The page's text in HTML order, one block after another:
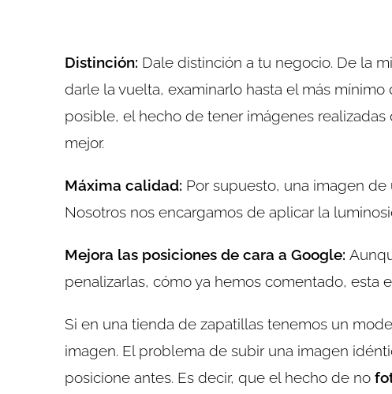
Distinción: Dale distinción a tu negocio. De la
darle la vuelta, examinarlo hasta el más
posible, el hecho de tener imágenes
mejor.
Máxima calidad: Por supuesto, una imagen
Nosotros nos encargamos de aplicar la
Mejora las posiciones de cara a Google:
penalizarlas, cómo ya hemos comentado, esta
Si en una tienda de zapatillas tenemos un
imagen. El problema de subir una imagen
posicione antes. Es decir, que el hecho de no